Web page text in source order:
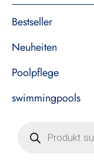
Bestseller
Neuheiten
Poolpflege
swimmingpools